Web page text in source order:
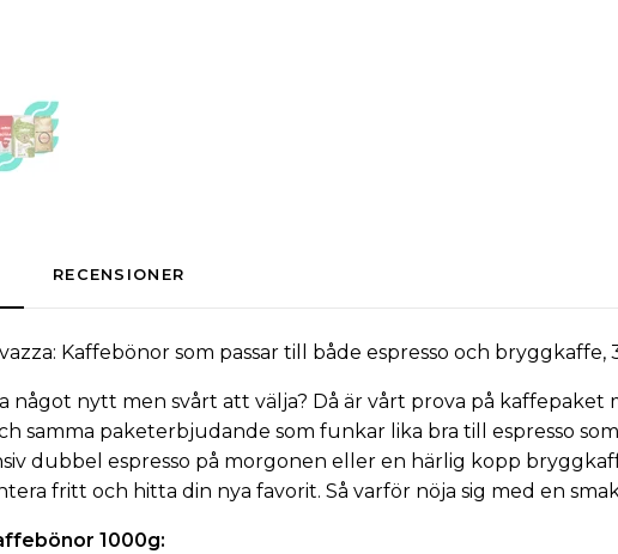
RECENSIONER
: Kaffebönor som passar till både espresso och bryggkaffe,
något nytt men svårt att välja? Då är vårt prova på kaffepaket
samma paketerbjudande som funkar lika bra till espresso
dubbel espresso på morgonen eller en härlig kopp
fritt och hitta din nya favorit. Så varför nöja sig med en
1000g: